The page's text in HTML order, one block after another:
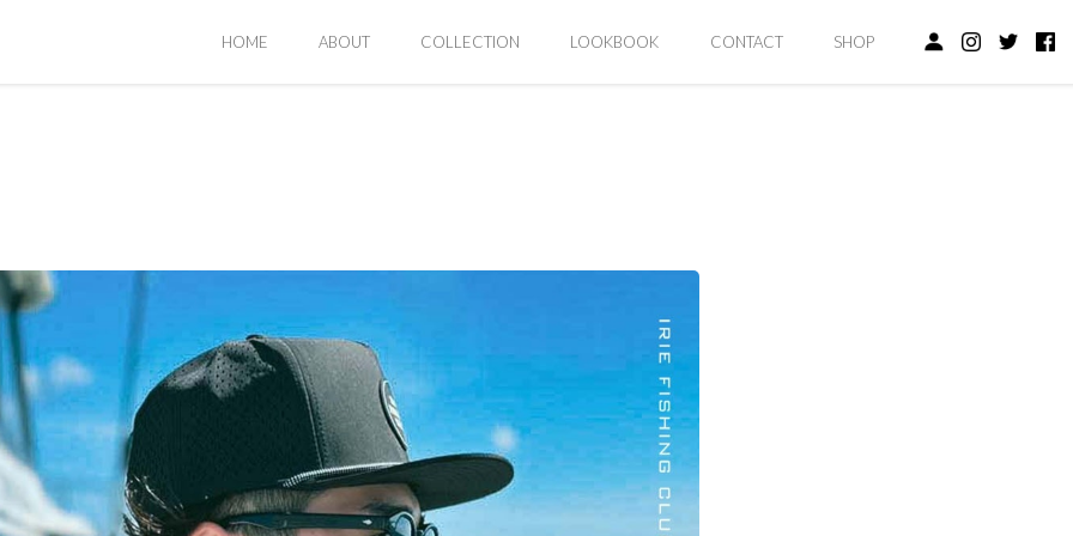
HOME ABOUT COLLECTION LOOKBOOK CONTACT SHOP